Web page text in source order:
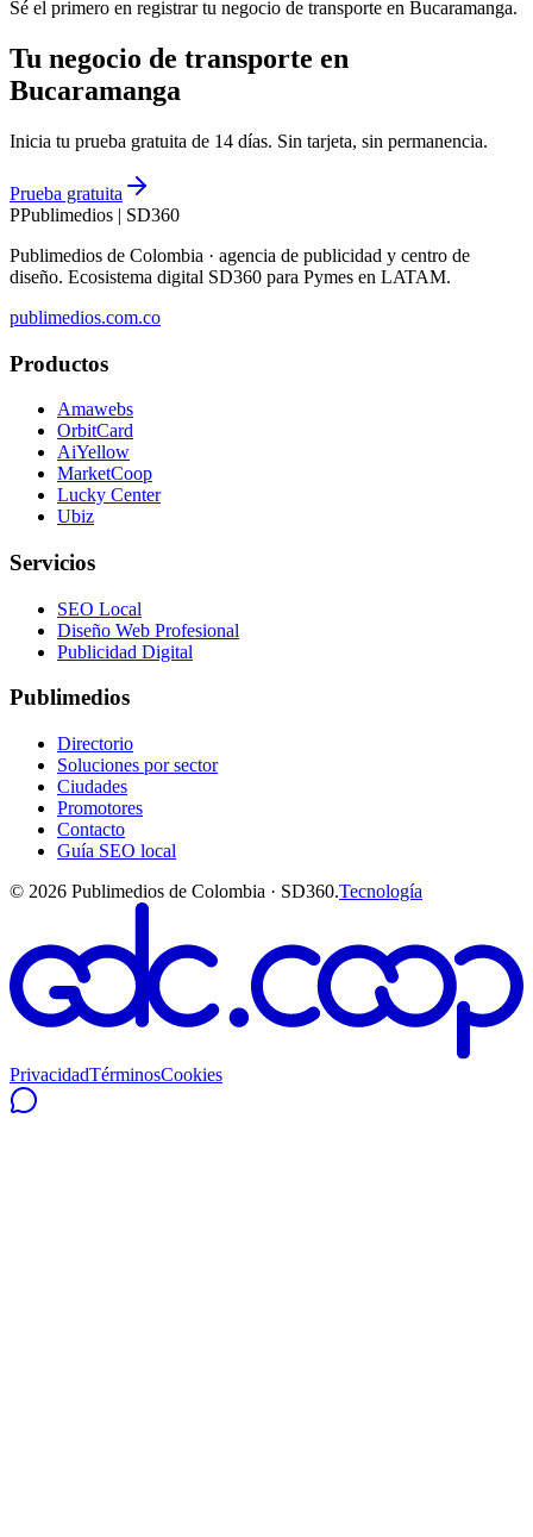
Sé el primero en registrar tu negocio de transporte en Bucaramanga.
Tu negocio de transporte en
Bucaramanga
Inicia tu prueba gratuita de 14 días. Sin tarjeta, sin permanencia.
Prueba gratuita
PPublimedios | SD360
Publimedios de Colombia · agencia de publicidad y centro de
diseño. Ecosistema digital SD360 para Pymes en LATAM.
publimedios.com.co
Productos
Amawebs
OrbitCard
AiYellow
MarketCoop
Lucky Center
Ubiz
Servicios
SEO Local
Diseño Web Profesional
Publicidad Digital
Publimedios
Directorio
Soluciones por sector
Ciudades
Promotores
Contacto
Guía SEO local
© 2026 Publimedios de Colombia · SD360.Tecnología
PrivacidadTérminosCookies